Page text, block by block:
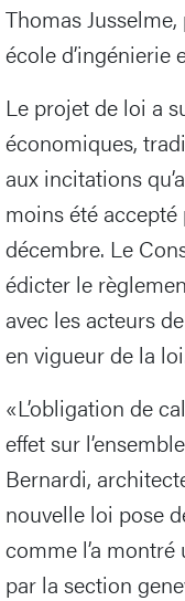
Thomas
école d’ingénierie
Le projet de loi a
économiques,
aux incitations
moins été accepté
décembre. Le
édicter le
avec les acteurs
en vigueur de la
«L’obligation de
effet sur
Bernardi,
nouvelle loi pose
comme l’a
par la section